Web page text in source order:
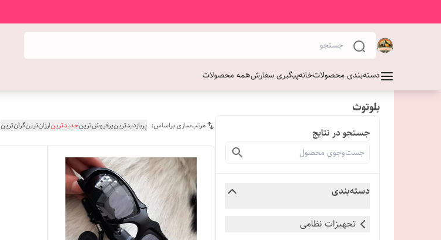
دسته‌بندی محصولاتخانهپیگیری سفارشهمه محصولات
بلوتوث
جستجو در نتایج
دسته‌بندی
تجهیزات نظامی
مرتب‌سازی براساس: پربازدیدترینپرفروش‌ترینجدیدترینارزان‌ترینگران‌ترین